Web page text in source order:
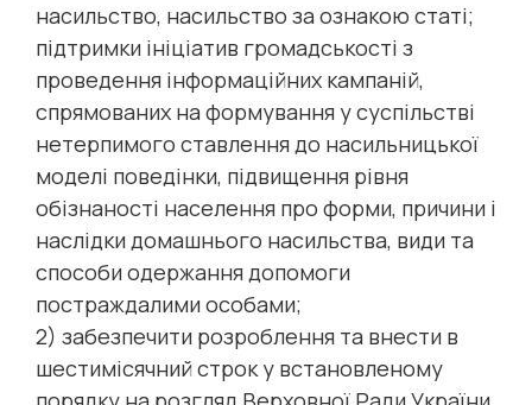
насильство, насильство за ознакою статі;
підтримки ініціатив громадськості з
проведення інформаційних кампаній,
спрямованих на формування у суспільстві
нетерпимого ставлення до насильницької
моделі поведінки, підвищення рівня
обізнаності населення про форми, причини і
наслідки домашнього насильства, види та
способи одержання допомоги
постраждалими особами;
2) забезпечити розроблення та внести в
шестимісячний строк у встановленому